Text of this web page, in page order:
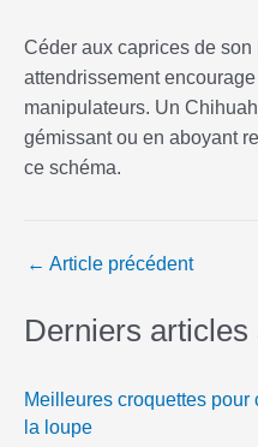
Céder aux caprices de son
attendrissement
manipulateurs. Un
gémissant ou en aboyant
ce schéma.
← Article précédent
Derniers articles
Meilleures croquettes pour
la loupe